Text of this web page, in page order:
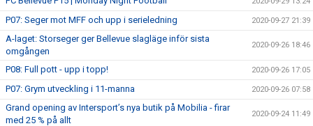
P07: Seger mot MFF och upp i serieledning 2020-09-27 21:39
A-laget: Storseger ger Bellevue slagläge inför sista
omgången
2020-09-26 18:46
P08: Full pott - upp i topp! 2020-09-26 17:05
P07: Grym utveckling i 11-manna 2020-09-26 07:58
Grand opening av Intersport’s nya butik på Mobilia - firar
med 25 % på allt
2020-09-24 11:49